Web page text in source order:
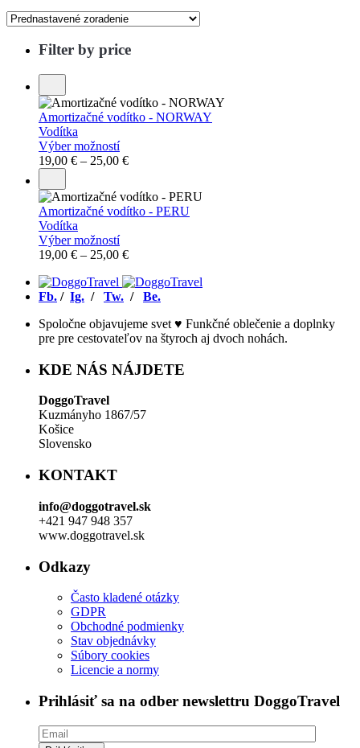
Filter by price
Amortizačné vodítko - NORWAY
Vodítka
Výber možností
19,00 € – 25,00 €
Amortizačné vodítko - PERU
Vodítka
Výber možností
19,00 € – 25,00 €
Fb. / Ig. / Tw. / Be.
Spoločne objavujeme svet ♥ Funkčné oblečenie a doplnky
pre pre cestovateľov na štyroch aj dvoch nohách.
KDE NÁS NÁJDETE
DoggoTravel
Kuzmányho 1867/57
Košice
Slovensko
KONTAKT
info@doggotravel.sk
+421 947 948 357
www.doggotravel.sk
Odkazy
Často kladené otázky
GDPR
Obchodné podmienky
Stav objednávky
Súbory cookies
Licencie a normy
Prihlásiť sa na odber newslettru DoggoTravel